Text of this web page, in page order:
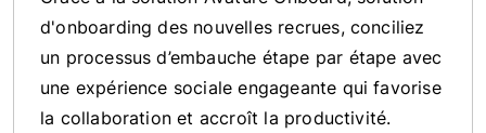
d'onboarding des nouvelles recrues, conciliez
un processus d’embauche étape par étape avec
une expérience sociale engageante qui favorise
la collaboration et accroît la productivité.